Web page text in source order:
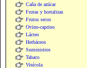
Caña de azúcar
Frutas y hortalizas
Frutos secos
Ovino-caprino
Lácteo
Herbáceos
Suministros
Tabaco
Vinícola